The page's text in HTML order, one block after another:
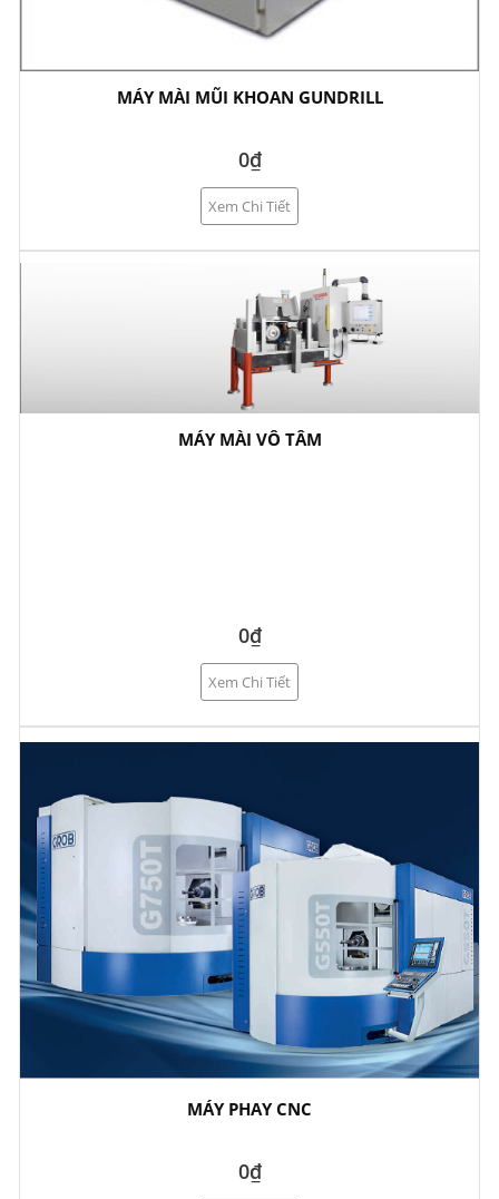
MÁY MÀI MŨI KHOAN GUNDRILL
0₫
Xem Chi Tiết
MÁY MÀI VÔ TÂM
0₫
Xem Chi Tiết
MÁY PHAY CNC
0₫